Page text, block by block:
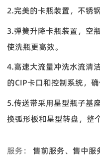
2.完美的卡瓶装置，不锈
3.弹簧升降卡瓶装置，空
使洗瓶更高效。
4.高速大流量冲洗水流清
的CIP卡口和控制系统，
5.传送带采用星型瓶子基
换弧形板和星型转盘，整
服务：售前服务、售中服